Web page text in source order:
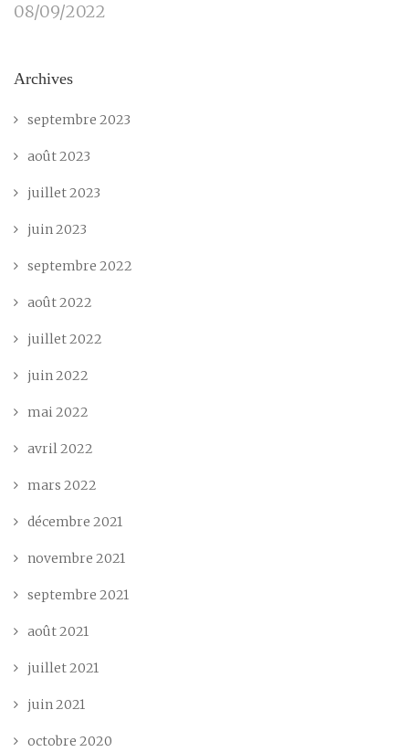
08/09/2022
Archives
septembre 2023
août 2023
juillet 2023
juin 2023
septembre 2022
août 2022
juillet 2022
juin 2022
mai 2022
avril 2022
mars 2022
décembre 2021
novembre 2021
septembre 2021
août 2021
juillet 2021
juin 2021
octobre 2020